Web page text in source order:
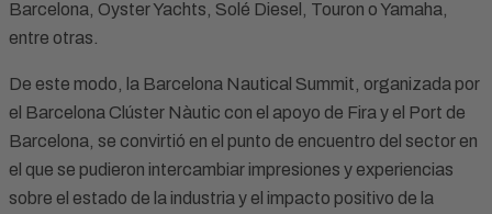
Barcelona, Oyster Yachts, Solé Diesel, Touron o Yamaha,
entre otras.
De este modo, la Barcelona Nautical Summit, organizada por
el Barcelona Clúster Nàutic con el apoyo de Fira y el Port de
Barcelona, se convirtió en el punto de encuentro del sector en
el que se pudieron intercambiar impresiones y experiencias
sobre el estado de la industria y el impacto positivo de la